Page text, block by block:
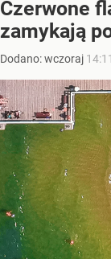
Czerwone
zamykają
Dodano:wczoraj 14:11